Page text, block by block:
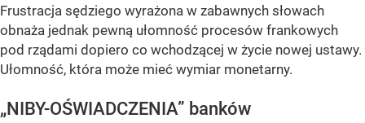
Frustracja sędziego wyrażona w zabawnych słowach
obnaża jednak pewną ułomność procesów frankowych
pod rządami dopiero co wchodzącej w życie nowej ustawy.
Ułomność, która może mieć wymiar monetarny.
„NIBY-OŚWIADCZENIA” banków